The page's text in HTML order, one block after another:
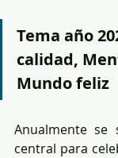
Tema año
calidad,
Mundo feliz
Anualmente se